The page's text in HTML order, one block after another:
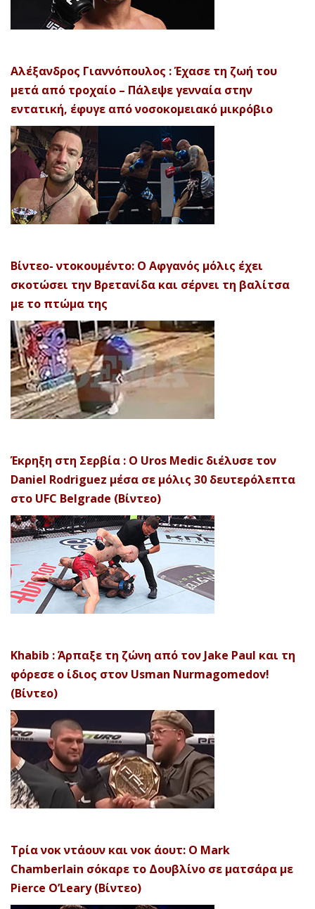
Αλέξανδρος Γιαννόπουλος : Έχασε τη ζωή του
μετά από τροχαίο – Πάλεψε γενναία στην
εντατική, έφυγε από νοσοκομειακό μικρόβιο
Βίντεο- ντοκουμέντο: Ο Αφγανός μόλις έχει
σκοτώσει την Βρετανίδα και σέρνει τη βαλίτσα
με το πτώμα της
Έκρηξη στη Σερβία : Ο Uros Medic διέλυσε τον
Daniel Rodriguez μέσα σε μόλις 30 δευτερόλεπτα
στο UFC Belgrade (Βίντεο)
Khabib : Άρπαξε τη ζώνη από τον Jake Paul και τη
φόρεσε ο ίδιος στον Usman Nurmagomedov!
(Βίντεο)
Τρία νοκ ντάουν και νοκ άουτ: Ο Mark
Chamberlain σόκαρε το Δουβλίνο σε ματσάρα με
Pierce O’Leary (Βίντεο)